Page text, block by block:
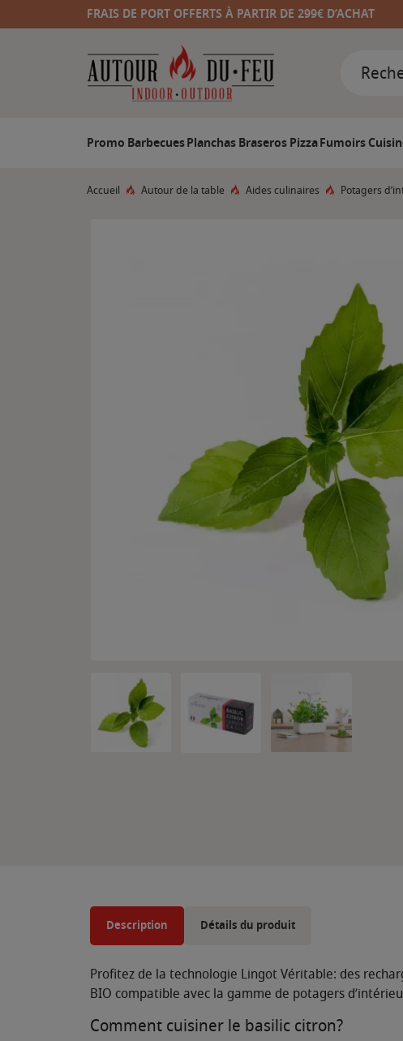
FRAIS DE PORT OFFERTS À PARTIR DE 299€ D’ACHAT
Promo BarbecuesPlanchasBraserosPizzaFumoirs
Accueil Autour de la table Aides culinaires Potagers
Description Détails du produit
Profitez de la technologie Lingot Véritable: des
BIO compatible avec la gamme de potagers
Comment cuisiner le basilic citron?